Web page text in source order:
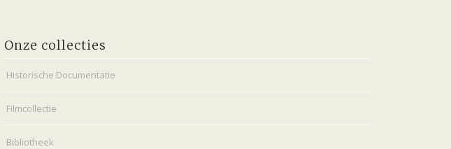
Onze collecties
Historische Documentatie
Filmcollectie
Bibliotheek